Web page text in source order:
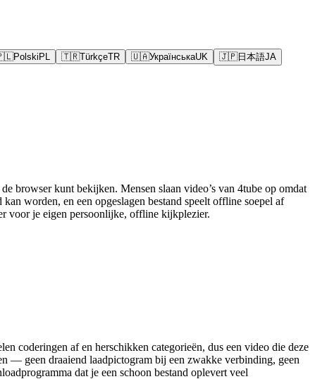
Polski PL 🇹🇷TürkçeTR 🇺🇦УкраїнськаUK 🇯🇵日本語JA
browser kunt bekijken. Mensen slaan video’s van 4tube op omdat
worden, en een opgeslagen bestand speelt offline soepel af
voor je eigen persoonlijke, offline kijkplezier.
coderingen af en herschikken categorieën, dus een video die deze
— geen draaiend laadpictogram bij een zwakke verbinding, geen
dat je een schoon bestand oplevert veel